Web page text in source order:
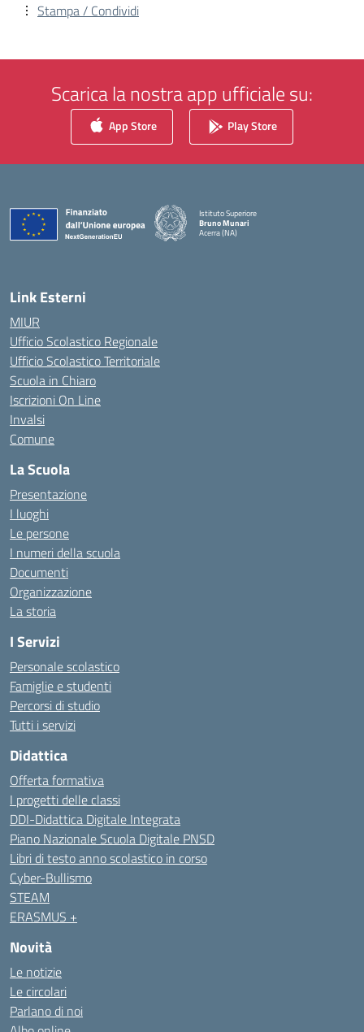
Stampa / Condividi
Scarica la nostra app ufficiale su:
App Store Play Store
Istituto Superiore
Bruno Munari
Acerra (NA)
Link Esterni
MIUR
Ufficio Scolastico Regionale
Ufficio Scolastico Territoriale
Scuola in Chiaro
Iscrizioni On Line
Invalsi
Comune
La Scuola
Presentazione
I luoghi
Le persone
I numeri della scuola
Documenti
Organizzazione
La storia
I Servizi
Personale scolastico
Famiglie e studenti
Percorsi di studio
Tutti i servizi
Didattica
Offerta formativa
I progetti delle classi
DDI-Didattica Digitale Integrata
Piano Nazionale Scuola Digitale PNSD
Libri di testo anno scolastico in corso
Cyber-Bullismo
STEAM
ERASMUS +
Novità
Le notizie
Le circolari
Parlano di noi